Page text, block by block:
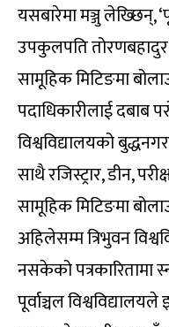
यसबारेमा मञ्जु लेख्छिन्,
उपकुलपति तोरणबहादुर
सामूहिक मिटिङमा
पदाधिकारीलाई दबाब
विश्वविद्यालयको
साथै रजिस्ट्रार, डीन,
सामूहिक मिटिङमा
अहिलेसम्म त्रिभुवन
नसकेको पत्रकारितामा
पूर्वाञ्चल